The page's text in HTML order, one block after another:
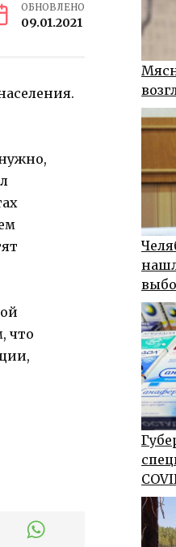
ОБНОВЛЕНО
09.01.2021
что